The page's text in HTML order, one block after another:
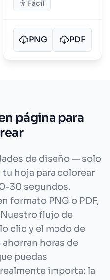
Fácil
PNG PDF
página para
de diseño — solo
hoja para colorear
30 segundos.
formato PNG o PDF,
flujo de
clic y el modo de
horas de
puedas
importa: la